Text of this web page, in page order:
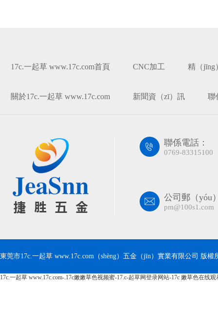
17c.一起草 www.17c.com首頁 CNC加工 精（jīng
關於17c.一起草 www.17c.com 新聞資（zī）訊 聯
聯係電話：
0769-83315100
公司郵（yóu
pm@100s1.com
東莞市17c.一起草 www.17c.com（shèng）五金（jīn）實業有限公司 版權
17c.一起草 www.17c.com-.17c嫩嫩草色视频蜜-17.c-起草网登录网站-17c 嫩草色在线观